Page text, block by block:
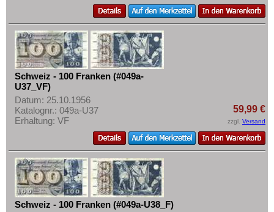
Schweiz - 100 Franken (#049a-
U37_VF)
Datum: 25.10.1956
Katalognr.: 049a-U37
Erhaltung: VF
59,99 €
zzgl. Versand
Schweiz - 100 Franken (#049a-U38_F)